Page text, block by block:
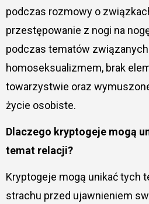
podczas rozmowy o
przestępowanie z nogi na
podczas tematów
homoseksualizmem, brak
towarzystwie oraz
życie osobiste.
Dlaczego kryptogeje mogą
temat relacji?
Kryptogeje mogą unikać tych
strachu przed ujawnieniem